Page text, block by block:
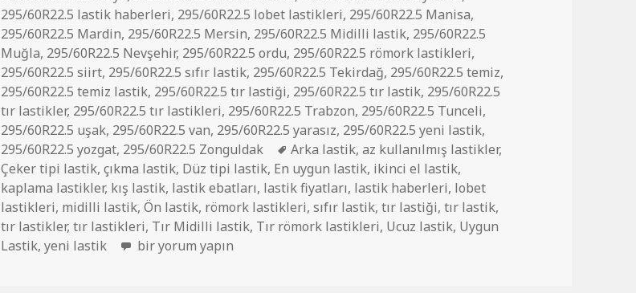
295/60R22.5 lastik haberleri, 295/60R22.5 lobet lastikleri, 295/60R22.5 Manisa,
295/60R22.5 Mardin, 295/60R22.5 Mersin, 295/60R22.5 Midilli lastik, 295/60R22.5
Muğla, 295/60R22.5 Nevşehir, 295/60R22.5 ordu, 295/60R22.5 römork lastikleri,
295/60R22.5 siirt, 295/60R22.5 sıfır lastik, 295/60R22.5 Tekirdağ, 295/60R22.5 temiz,
295/60R22.5 temiz lastik, 295/60R22.5 tır lastiği, 295/60R22.5 tır lastik, 295/60R22.5
tır lastikler, 295/60R22.5 tır lastikleri, 295/60R22.5 Trabzon, 295/60R22.5 Tunceli,
295/60R22.5 uşak, 295/60R22.5 van, 295/60R22.5 yarasız, 295/60R22.5 yeni lastik,
295/60R22.5 yozgat, 295/60R22.5 Zonguldak Etiketler
Arka lastik,az kullanılmış lastikler,
Çeker tipi lastik,çıkma lastik, Düz tipi lastik, En uygun lastik, ikinci el lastik,
kaplama lastikler, kış lastik, lastik ebatları, lastik fiyatları, lastik haberleri, lobet
lastikleri, midilli lastik,Ön lastik, römork lastikleri,sıfır lastik,tır lastiği,tır lastik,
tır lastikler,tır lastikleri, Tır Midilli lastik, Tır römork lastikleri, Ucuz lastik, Uygun
Lastik,yeni lastik 295/60R22.5 İKİNCİ EL YARASIZ ÇIKMA LASTİKLER için
bir yorum yapın